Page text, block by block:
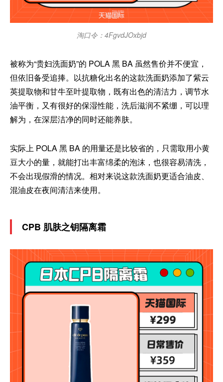
淘口令：4FgvdJOxbjd
被称为“贵妇洗面奶”的 POLA 黑 BA 虽然售价并不便宜，
但依旧备受追捧。以抗糖化出名的这款洗面奶添加了紫云
英提取物和甘牛至叶提取物，既有出色的清洁力，调节水
油平衡，又有很好的保湿性能，洗后滋润不紧绷，可以理
解为，在深层洁净的同时还能养肤。
实际上 POLA 黑 BA 的用量还是比较省的，只需取用小黄
豆大小的量，就能打出丰富绵柔的泡沫，也很容易清洗，
不会出现假滑的情况。相对来说这款洗面奶更适合油皮、
混油皮在夜间清洁来使用。
CPB 肌肤之钥隔离霜